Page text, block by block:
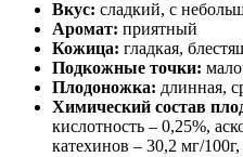
Вкус: сладкий, с
Аромат: приятный
Кожица: гладкая,
Подкожные точки:
Плодоножка: длинная,
Химический состав
кислотность – 0,25%,
катехинов – 30,2 мг/